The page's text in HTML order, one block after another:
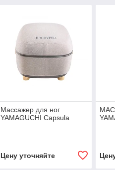
Массажер для ног
YAMAGUCHI Capsula
Цену уточняйте